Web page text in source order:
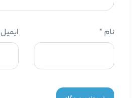
نام * ایمیل